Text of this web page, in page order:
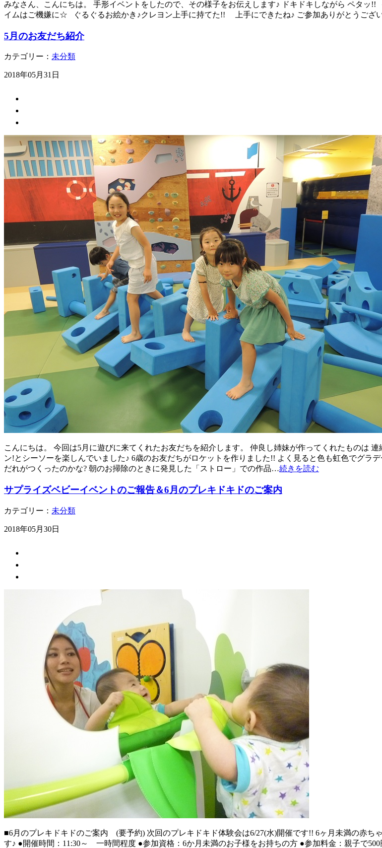
みなさん、こんにちは。 手形イベントをしたので、その様子をお伝えします♪ ドキドキしながら ペタ
イムはご機嫌に☆ ぐるぐるお絵かき♪クレヨン上手に持てた!! 上手にできたね♪ ご参加ありがとうござい
5月のお友だち紹介
カテゴリー： 未分類
2018年05月31日
こんにちは。 今回は5月に遊びに来てくれたお友だちを紹介します。 仲良し姉妹が作ってくれたものは
ン!とシーソーを楽しんでいました♪ 6歳のお友だちがロケットを作りました!! よく見ると色も虹色でグラ
だれがつくったのかな? 朝のお掃除のときに発見した「ストロー」での作品…続きを読む
サプライズベビーイベントのご報告＆6月のプレキドキドのご案内
カテゴリー： 未分類
2018年05月30日
■6月のプレキドキドのご案内 (要予約) 次回のプレキドキド体験会は6/27(水)開催です!! 6ヶ月未満の赤ち
す♪ ●開催時間：11:30～ 一時間程度 ●参加資格：6か月未満のお子様をお持ちの方 ●参加料金：親子で